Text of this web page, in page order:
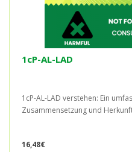
1cP-AL-LAD
1cP-AL-LAD verstehen: Ein
Zusammensetzung und
16,48€